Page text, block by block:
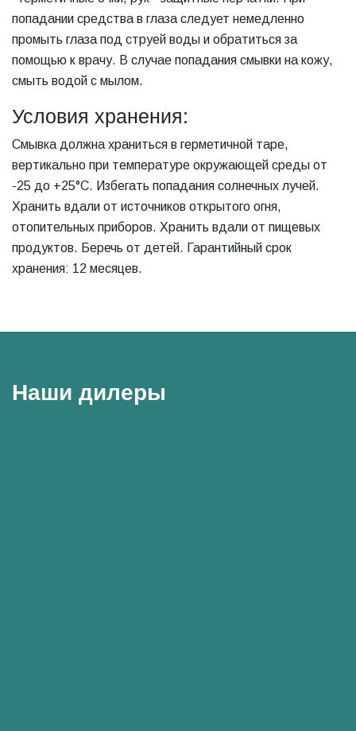
попадании средства в глаза следует немедленно
промыть глаза под струей воды и обратиться за
помощью к врачу. В случае попадания смывки на кожу,
смыть водой с мылом.
Условия хранения:
Смывка должна храниться в герметичной таре,
вертикально при температуре окружающей среды от
-25 до +25°С. Избегать попадания солнечных лучей.
Хранить вдали от источников открытого огня,
отопительных приборов. Хранить вдали от пищевых
продуктов. Беречь от детей. Гарантийный срок
хранения: 12 месяцев.
Наши дилеры